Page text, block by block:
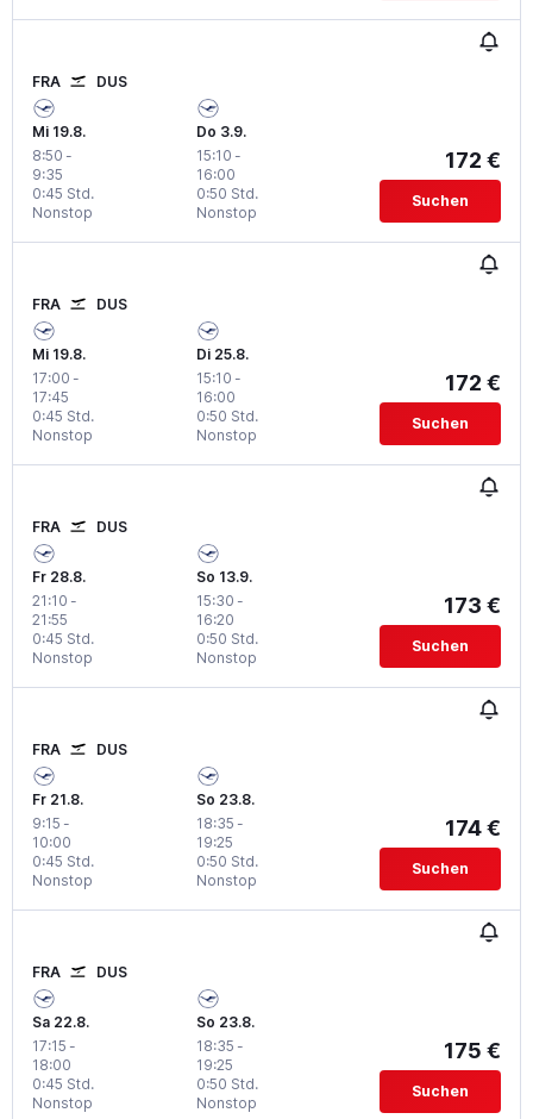
FRA DUS
Mi 19.8.
8:50 -
9:35
Nonstop
0:45 Std.
Do 3.9.
15:10 -
16:00
Nonstop
0:50 Std.
172 €
Suchen
FRA DUS
Mi 19.8.
17:00 -
17:45
Nonstop
0:45 Std.
Di 25.8.
15:10 -
16:00
Nonstop
0:50 Std.
172 €
Suchen
FRA DUS
Fr 28.8.
21:10 -
21:55
Nonstop
0:45 Std.
So 13.9.
15:30 -
16:20
Nonstop
0:50 Std.
173 €
Suchen
FRA DUS
Fr 21.8.
9:15 -
10:00
Nonstop
0:45 Std.
So 23.8.
18:35 -
19:25
Nonstop
0:50 Std.
174 €
Suchen
FRA DUS
Sa 22.8.
17:15 -
18:00
Nonstop
0:45 Std.
So 23.8.
18:35 -
19:25
Nonstop
0:50 Std.
175 €
Suchen